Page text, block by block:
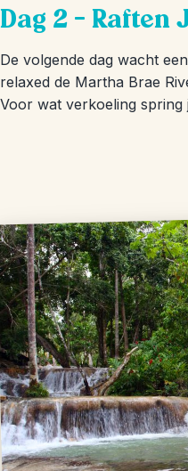
Dag 2 – Raften
De volgende dag wacht
relaxed de Martha Brae
Voor wat verkoeling